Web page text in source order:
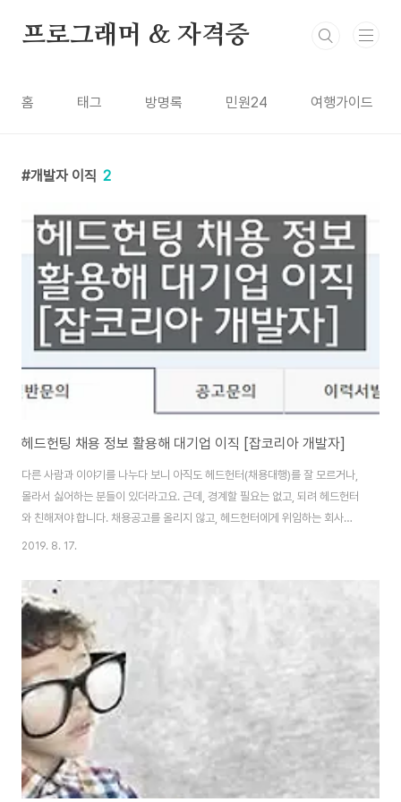
프로그래머 & 자격증
홈 태그 방명록 민원24 여행가이드
개발자 이직 2
헤드헌팅 채용 정보 활용해 대기업 이직 [잡코리아 개발자]
다른 사람과 이야기를 나누다 보니 아직도 헤드헌터(채용대행)를 잘 모르거나,
몰라서 싫어하는 분들이 있더라고요. 근데, 경계할 필요는 없고, 되려 헤드헌터
와 친해져야 합니다. 채용공고를 올리지 않고, 헤드헌터에게 위임하는 회사도
있어요. 그러니 헤드헌터 연락을 끊으면, 좋은 대기업 이직 기회를 놓칠 수도 있
공했습니다. IT 분야 개발자로 경력직 이직이며, 이력서, 채용 정보 등을 헤드
헌터(채용대행)와 상의해 채용 과정을 성공적으로 진행했습니다. 이 포스트에
선 제가 진행한 걸 그대로 알려드리긴 어렵고, 방법만 알아보도록 하겠습니다.
잡코리아 헤드헌팅 채용정보 잡코리아 접속해 헤드헌팅 - 헤드헌팅 채용정보
를 클릭하세요. 아래처럼 헤드헌..
2019. 8. 17.